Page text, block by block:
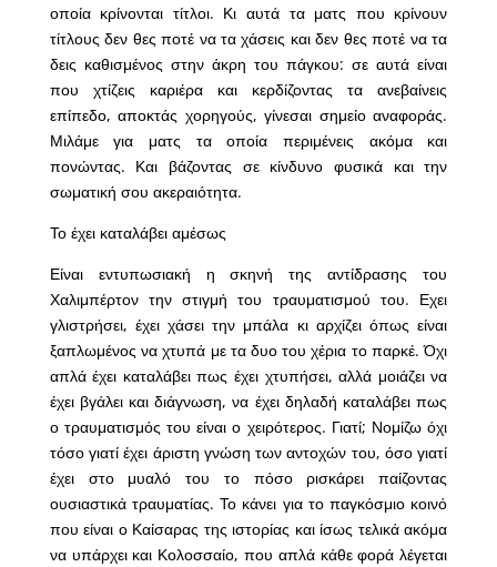
οποία κρίνονται τίτλοι. Κι αυτά τα ματς που κρίνουν
τίτλους δεν θες ποτέ να τα χάσεις και δεν θες ποτέ να τα
δεις καθισμένος στην άκρη του πάγκου: σε αυτά είναι
που χτίζεις καριέρα και κερδίζοντας τα ανεβαίνεις
επίπεδο, αποκτάς χορηγούς, γίνεσαι σημείο αναφοράς.
Μιλάμε για ματς τα οποία περιμένεις ακόμα και
πονώντας. Και βάζοντας σε κίνδυνο φυσικά και την
σωματική σου ακεραιότητα.
Το έχει καταλάβει αμέσως
Είναι εντυπωσιακή η σκηνή της αντίδρασης του
Χαλιμπέρτον την στιγμή του τραυματισμού του. Εχει
γλιστρήσει, έχει χάσει την μπάλα κι αρχίζει όπως είναι
ξαπλωμένος να χτυπά με τα δυο του χέρια το παρκέ. Όχι
απλά έχει καταλάβει πως έχει χτυπήσει, αλλά μοιάζει να
έχει βγάλει και διάγνωση, να έχει δηλαδή καταλάβει πως
ο τραυματισμός του είναι ο χειρότερος. Γιατί; Νομίζω όχι
τόσο γιατί έχει άριστη γνώση των αντοχών του, όσο γιατί
έχει στο μυαλό του το πόσο ρισκάρει παίζοντας
ουσιαστικά τραυματίας. Το κάνει για το παγκόσμιο κοινό
που είναι ο Καίσαρας της ιστορίας και ίσως τελικά ακόμα
να υπάρχει και Κολοσσαίο, που απλά κάθε φορά λέγεται